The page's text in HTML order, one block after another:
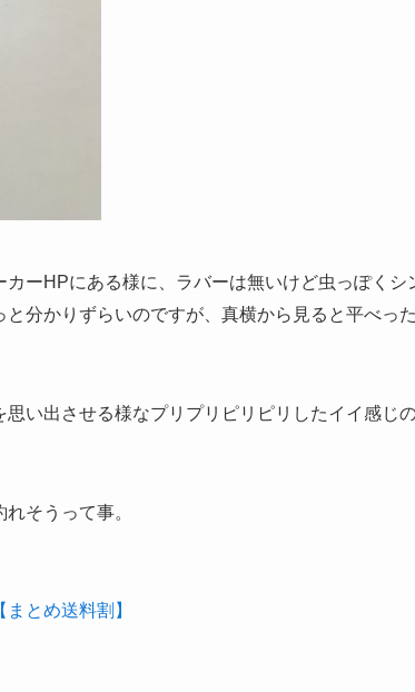
ーHPにある様に、ラバーは無いけど虫っぽくシ
分かりずらいのですが、真横から見ると平べっ
い出させる様なプリプリピリピリしたイイ感じ
そうって事。
とめ送料割】